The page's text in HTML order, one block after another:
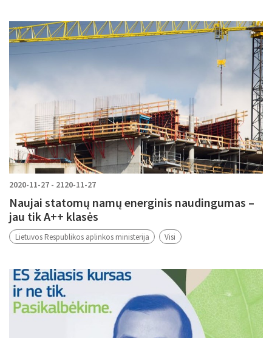
2020-11-27 - 2120-11-27
Naujai statomų namų energinis naudingumas –
jau tik A++ klasės
Lietuvos Respublikos aplinkos ministerija Visi